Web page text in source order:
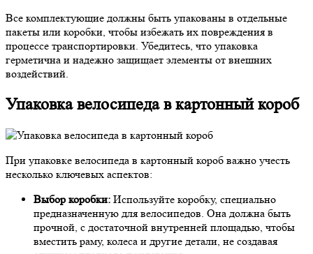
Все комплектующие должны быть упакованы в отдельные
пакеты или коробки, чтобы избежать их повреждения в
процессе транспортировки. Убедитесь, что упаковка
герметична и надежно защищает элементы от внешних
воздействий.
Упаковка велосипеда в картонный короб
При упаковке велосипеда в картонный короб важно учесть
несколько ключевых аспектов:
Выбор коробки: Используйте коробку, специально
предназначенную для велосипедов. Она должна быть
прочной, с достаточной внутренней площадью, чтобы
вместить раму, колеса и другие детали, не создавая